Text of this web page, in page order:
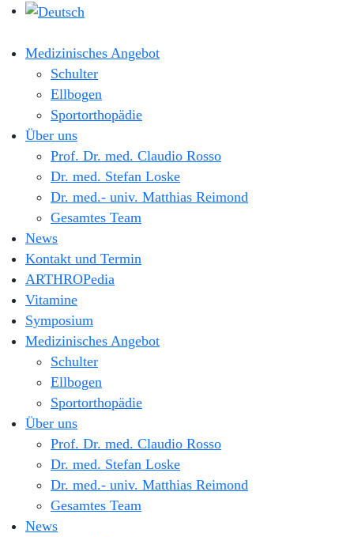
Medizinisches Angebot
Schulter
Ellbogen
Sportorthopädie
Über uns
Prof. Dr. med. Claudio Rosso
Dr. med. Stefan Loske
Dr. med.- univ. Matthias Reimond
Gesamtes Team
News
Kontakt und Termin
ARTHROPedia
Vitamine
Symposium
Medizinisches Angebot
Schulter
Ellbogen
Sportorthopädie
Über uns
Prof. Dr. med. Claudio Rosso
Dr. med. Stefan Loske
Dr. med.- univ. Matthias Reimond
Gesamtes Team
News